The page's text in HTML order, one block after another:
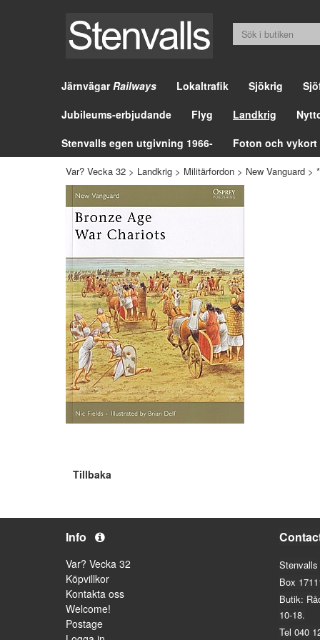
JärnvägarRailways Lokaltrafik Sjökrig
Jubileums-erbjudande
Flyg Landkrig
Stenvalls egen utgivning 1966-
Foton och vykort
Var? Vecka 32 > Landkrig > Militärfordon > New Vanguard >
Tillbaka
Info
Var? Vecka 32
Köpvillkor
Kontakta oss
Welcome!
Postage
Stenvalls
Box
Butik:
10-18.
Tel 040